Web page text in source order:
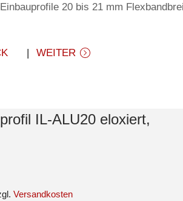
20 bis 21 mm
WEITER
IL-ALU20 eloxiert,
Versandkosten